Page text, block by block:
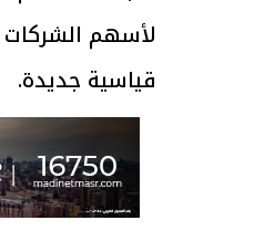
لأسهم الشركات
قياسية جديدة.